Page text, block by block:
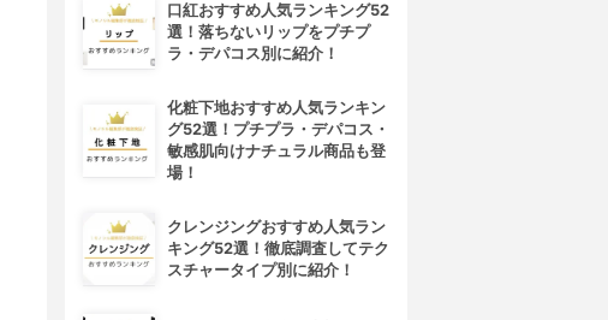
口紅おすすめ人気ランキング52
選！落ちないリップをプチプ
ラ・デパコス別に紹介！
化粧下地おすすめ人気ランキン
グ52選！プチプラ・デパコス・
敏感肌向けナチュラル商品も登
場！
クレンジングおすすめ人気ラン
キング52選！徹底調査してテク
スチャータイプ別に紹介！